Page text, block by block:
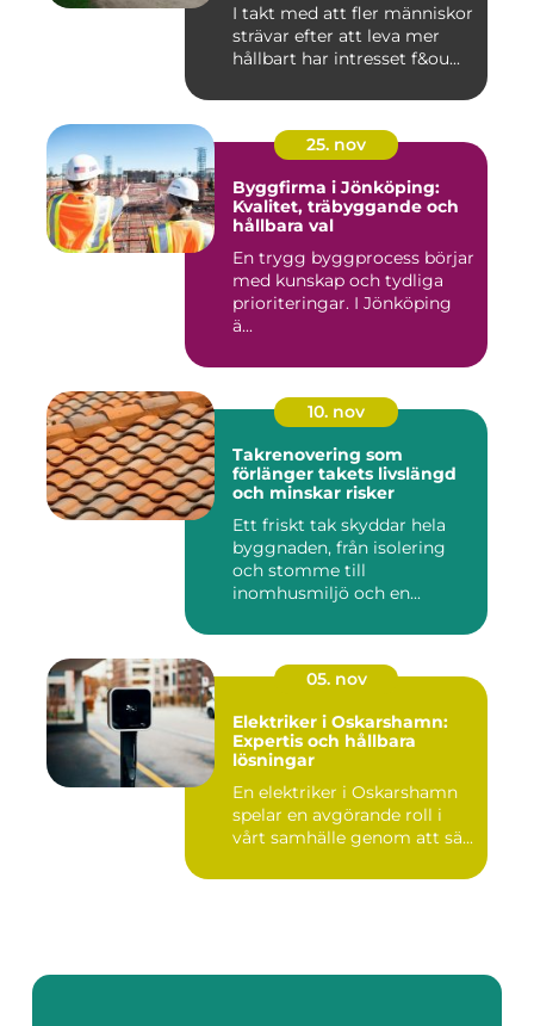
I takt med att fler människor
strävar efter att leva mer
hållbart har intresset f&ou...
25. nov
Byggfirma i Jönköping:
Kvalitet, träbyggande och
hållbara val
En trygg byggprocess börjar
med kunskap och tydliga
prioriteringar. I Jönköping
ä...
10. nov
Takrenovering som
förlänger takets livslängd
och minskar risker
Ett friskt tak skyddar hela
byggnaden, från isolering
och stomme till
inomhusmiljö och en...
05. nov
Elektriker i Oskarshamn:
Expertis och hållbara
lösningar
En elektriker i Oskarshamn
spelar en avgörande roll i
vårt samhälle genom att sä...